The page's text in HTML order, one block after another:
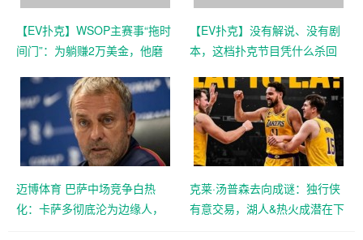
【EV扑克】WSOP主赛事“拖时
间门”：为躺赚2万美金，他磨
【EV扑克】没有解说、没有剧
本，这档扑克节目凭什么杀回
迈博体育 巴萨中场竞争白热
化：卡萨多彻底沦为边缘人，
克莱·汤普森去向成谜：独行侠
有意交易，湖人&热火成潜在下